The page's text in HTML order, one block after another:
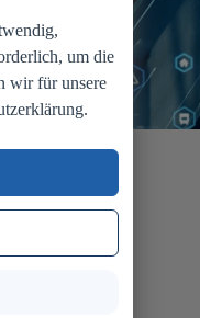
um die
wir für unsere